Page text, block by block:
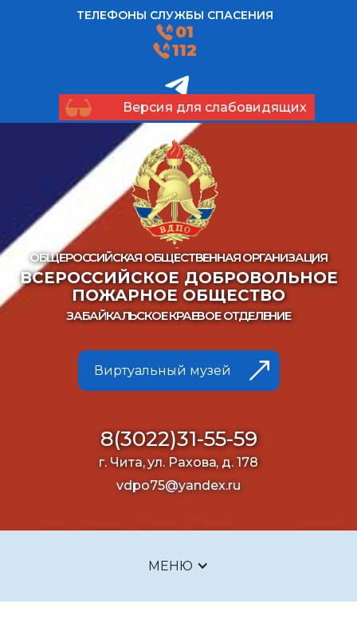
ТЕЛЕФОНЫ СЛУЖБЫ СПАСЕНИЯ
01
112
Версия для слабовидящих
ОБЩЕРОССИЙСКАЯ ОБЩЕСТВЕННАЯ ОРГАНИЗАЦИЯ
ВСЕРОССИЙСКОЕ ДОБРОВОЛЬНОЕ
ПОЖАРНОЕ ОБЩЕСТВО
ЗАБАЙКАЛЬСКОЕ КРАЕВОЕ ОТДЕЛЕНИЕ
Виртуальный музей
8(3022)31-55-59
г. Чита, ул. Рахова, д. 178
vdpo75@yandex.ru
МЕНЮ